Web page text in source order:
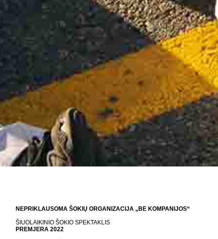
NEPRIKLAUSOMA ŠOKIŲ ORGANIZACIJA „BE KOMPANIJOS“
ŠIUOLAIKINIO ŠOKIO SPEKTAKLIS
PREMJERA 2022